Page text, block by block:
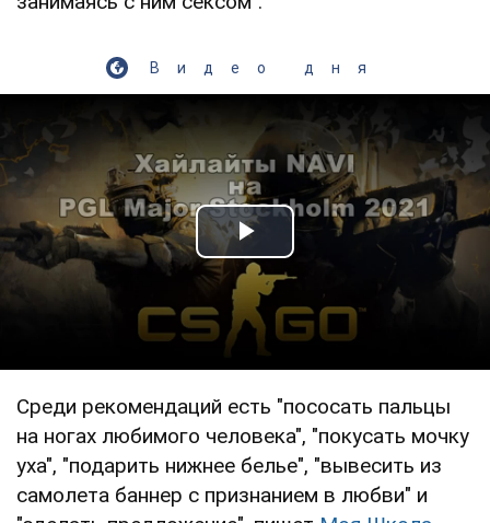
Видео дня
Play Video
Среди рекомендаций есть "пососать пальцы
на ногах любимого человека", "покусать мочку
уха", "подарить нижнее белье", "вывесить из
самолета баннер с признанием в любви" и